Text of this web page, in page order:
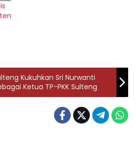
Kukuhkan Sri Nurwanti
Ketua TP-PKK Sulteng